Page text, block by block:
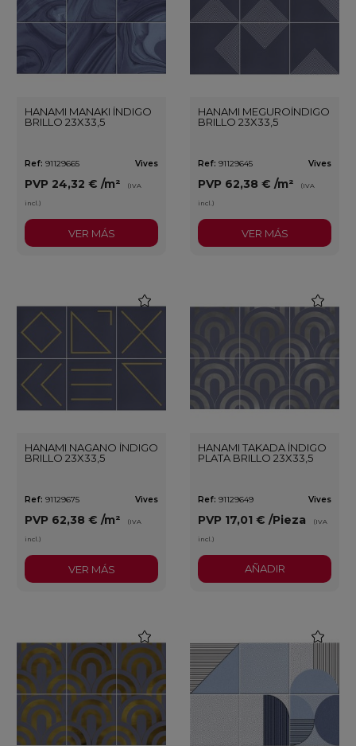
HANAMI MANAKI ÍNDIGO
BRILLO 23X33,5
Ref: 91129665 Vives
PVP 24,32 € /m² (IVA
incl.)
VER MÁS
HANAMI MEGUROÍNDIGO
BRILLO 23X33,5
Ref: 91129645 Vives
PVP 62,38 € /m² (IVA
incl.)
VER MÁS
HANAMI NAGANO ÍNDIGO
BRILLO 23X33,5
Ref: 91129675 Vives
PVP 62,38 € /m² (IVA
incl.)
VER MÁS
HANAMI TAKADA ÍNDIGO
PLATA BRILLO 23X33,5
Ref: 91129649 Vives
PVP 17,01 € /Pieza (IVA
incl.)
AÑADIR